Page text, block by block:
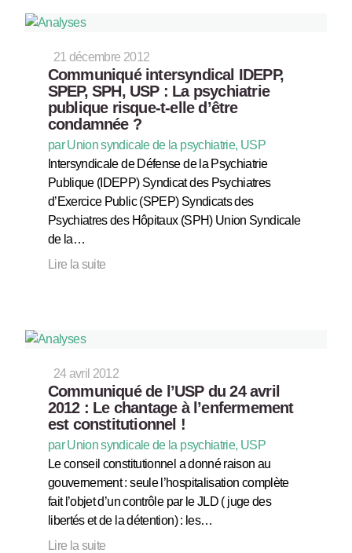
21 décembre 2012
Communiqué intersyndical IDEPP,
SPEP, SPH, USP : La psychiatrie
publique risque-t-elle d’être
condamnée ?
par Union syndicale de la psychiatrie, USP
Intersyndicale de Défense de la Psychiatrie
Publique (IDEPP) Syndicat des Psychiatres
d’Exercice Public (SPEP) Syndicats des
Psychiatres des Hôpitaux (SPH) Union Syndicale
de la…
Lire la suite
24 avril 2012
Communiqué de l’USP du 24 avril
2012 : Le chantage à l’enfermement
est constitutionnel !
par Union syndicale de la psychiatrie, USP
Le conseil constitutionnel a donné raison au
gouvernement : seule l’hospitalisation complète
fait l’objet d’un contrôle par le JLD ( juge des
libertés et de la détention) : les…
Lire la suite